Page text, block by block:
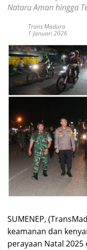
Nataru Aman hingga
Trans Madura
1 Januari 2026
SUMENEP,
keamanan dan
perayaan Natal 2025